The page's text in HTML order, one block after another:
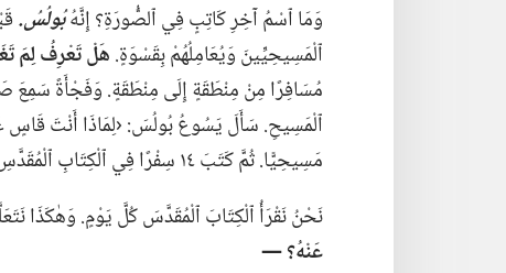
وَمَا ٱسْمُ آخِرِ كَاتِبٍ فِي ٱلصُّورَةِ؟‏ إِنَّهُبُولُسُ.‏
ٱلْمَسِيحِيِّينَ وَيُعَامِلُهُمْ بِقَسْوَةٍ.‏هَلْ تَعْرِفُ لِمَ
مُسَافِرًا مِنْ مِنْطَقَةٍ إِلَى مِنْطَقَةٍ.‏ وَفَجْأَةً
ٱلْمَسِيحِ.‏ سَأَلَ يَسُوعُ بُولُسَ:‏ ‹لِمَاذَا أَنْتَ قَاسٍ
مَسِيحِيًّا.‏ ثُمَّ كَتَبَ ١٤ سِفْرًا فِي ٱلْكِتَابِ ٱلْمُقَدَّسِ،‏ مِنْ رُومَا إِلَى ٱلْعِبْرَانِيِّينَ.‏
نَحْنُ نَقْرَأُ ٱلْكِتَابَ ٱلْمُقَدَّسَ كُلَّ يَوْمٍ.‏ وَهٰكَذَا
عَنْهُ؟‏ —‏